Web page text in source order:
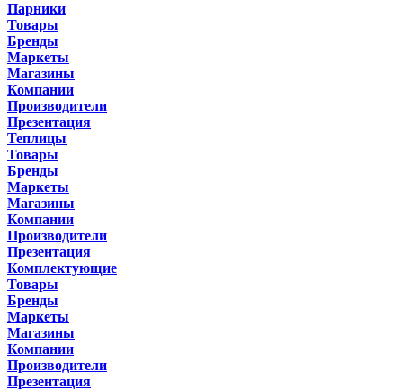
Парники
Товары
Бренды
Маркеты
Магазины
Компании
Производители
Презентация
Теплицы
Товары
Бренды
Маркеты
Магазины
Компании
Производители
Презентация
Комплектующие
Товары
Бренды
Маркеты
Магазины
Компании
Производители
Презентация